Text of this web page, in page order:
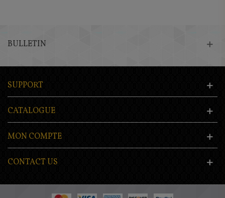
BULLETIN
SUPPORT
CATALOGUE
MON COMPTE
CONTACT US